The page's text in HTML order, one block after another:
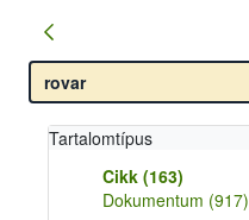
Tartalomtípus
Cikk (163)
Dokumentum (917)